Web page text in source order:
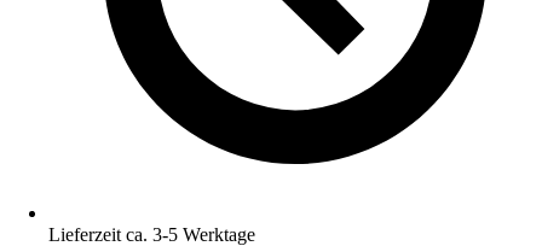
Lieferzeit ca. 3-5 Werktage